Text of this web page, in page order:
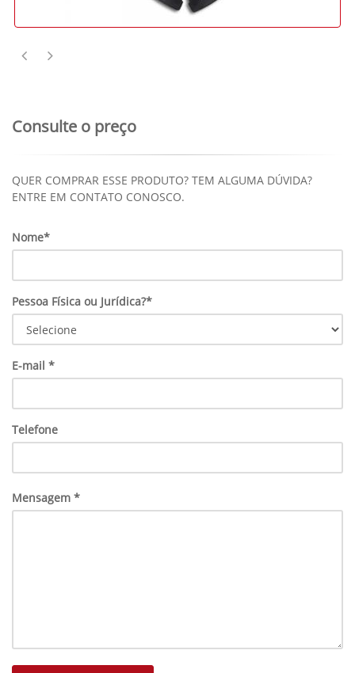
Consulte o preço
QUER COMPRAR ESSE PRODUTO? TEM ALGUMA DÚVIDA?
ENTRE EM CONTATO CONOSCO.
Nome*
Pessoa Física ou Jurídica?*
E-mail *
Telefone
Mensagem *